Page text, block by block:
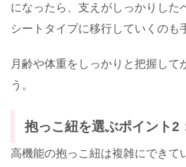
になったら、支えがしっかりした
シートタイプに移行していくのも
月齢や体重をしっかりと把握して
う。
抱っこ紐を選ぶポイント2
高機能の抱っこ紐は複雑にできて